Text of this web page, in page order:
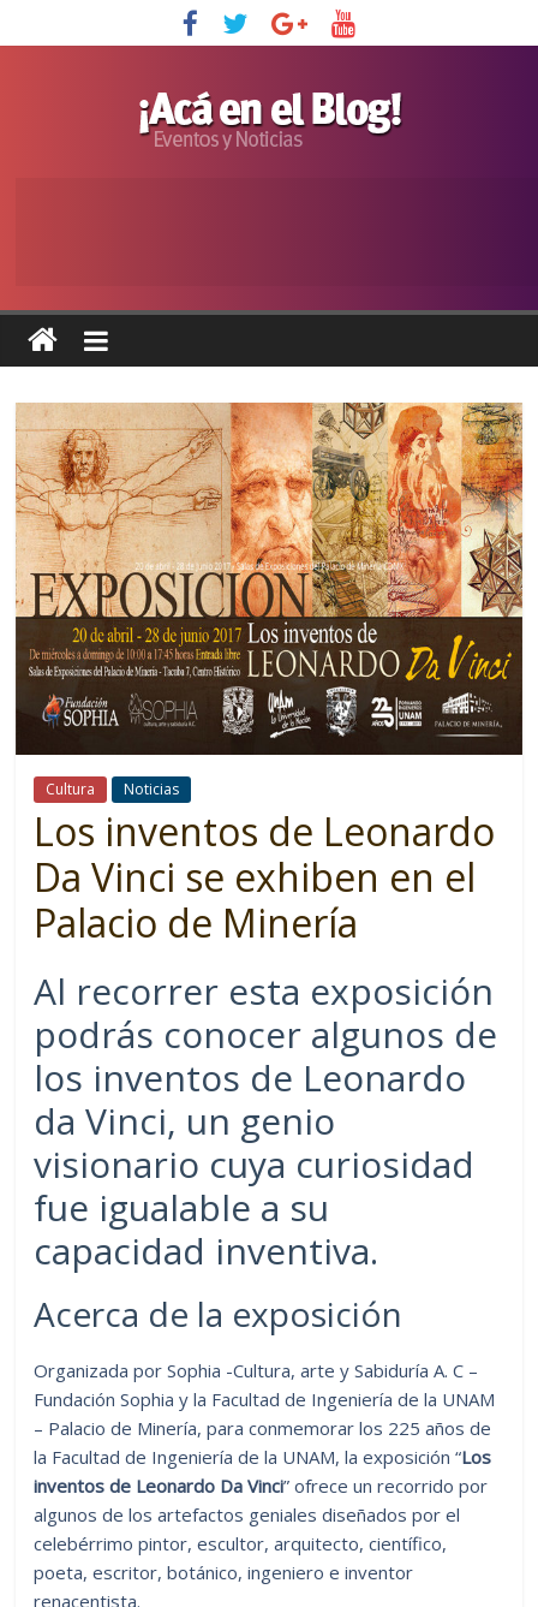
Cultura Noticias
Los inventos de Leonardo
Da Vinci se exhiben en el
Palacio de Minería
Al recorrer esta exposición
podrás conocer algunos de
los inventos de Leonardo
da Vinci, un genio
visionario cuya curiosidad
fue igualable a su
capacidad inventiva.
Acerca de la exposición
Organizada por Sophia -Cultura, arte y Sabiduría A. C –
Fundación Sophia y la Facultad de Ingeniería de la UNAM
– Palacio de Minería, para conmemorar los 225 años de
la Facultad de Ingeniería de la UNAM, la exposición “Los
inventos de Leonardo Da Vinci” ofrece un recorrido por
algunos de los artefactos geniales diseñados por el
celebérrimo pintor, escultor, arquitecto, científico,
poeta, escritor, botánico, ingeniero e inventor
renacentista.